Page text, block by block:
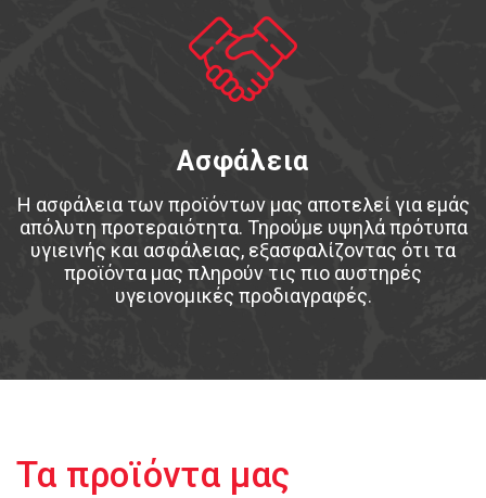
Ασφάλεια
Η ασφάλεια των προϊόντων μας αποτελεί για εμάς
απόλυτη προτεραιότητα. Τηρούμε υψηλά πρότυπα
υγιεινής και ασφάλειας, εξασφαλίζοντας ότι τα
προϊόντα μας πληρούν τις πιο αυστηρές
υγειονομικές προδιαγραφές.
Τα προϊόντα μας